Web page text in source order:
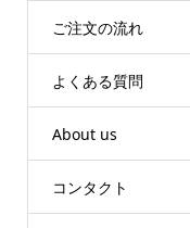
ご注文の流れ
よくある質問
About us
コンタクト